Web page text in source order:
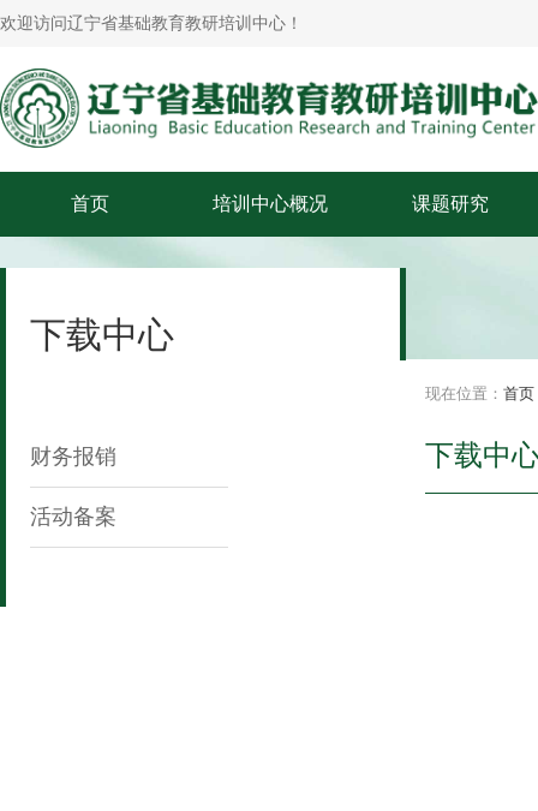
欢迎访问辽宁省基础教育教研培训中心！
首页 培训中心概况
培训中心简介
课题研究
下载中心
财务报销
活动备案
现在位置：首页
下载中